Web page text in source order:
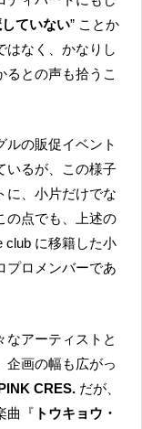
ていない” ことか
はなく、かなりし
るとの声も拾うこ
いるが、この様子
に、小片だけでな
の点でも、上述の
club に移籍した小
プロメンバーであ
企画の幅も広がっ
CRES. だが、
曲『 トウキョウ・